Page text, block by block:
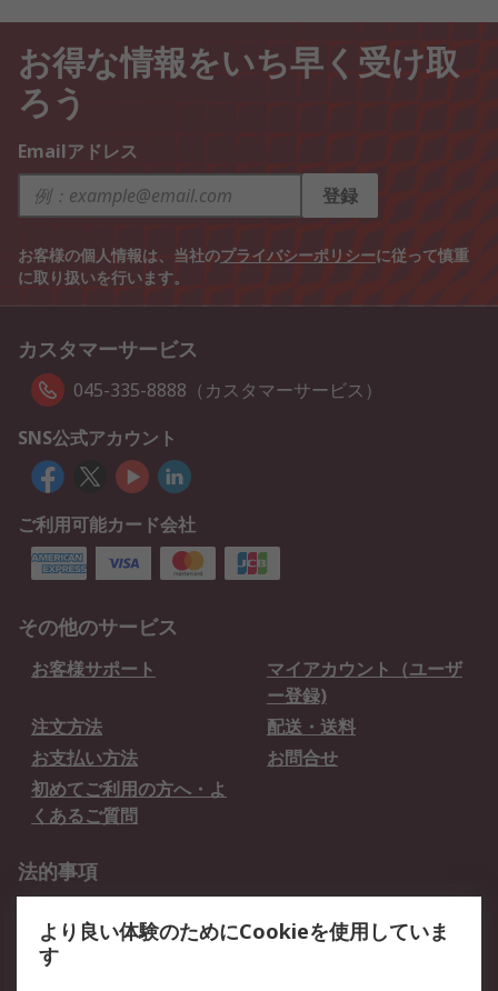
お得な情報をいち早く受け取
ろう
Emailアドレス
登録
お客様の個人情報は、当社のプライバシーポリシーに従って慎重
に取り扱いを行います。
カスタマーサービス
045-335-8888（カスタマーサービス）
SNS公式アカウント
ご利用可能カード会社
その他のサービス
お客様サポート
マイアカウント（ユーザ
ー登録)
注文方法
配送・送料
お支払い方法
お問合せ
初めてご利用の方へ・よ
くあるご質問
法的事項
クッキーポリシー
より良い体験のためにCookieを使用していま
す